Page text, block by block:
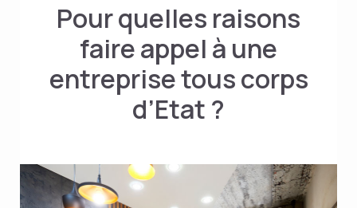
Pour quelles raisons
faire appel à une
entreprise tous corps
d’Etat ?